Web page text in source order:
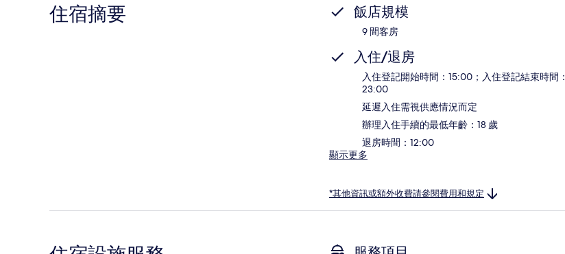
住宿摘要 飯店規模
9 間客房
入住/退房
入住登記開始時間：15:00；入住登記結束時間：
23:00
延遲入住需視供應情況而定
辦理入住手續的最低年齡：18 歲
退房時間：12:00
顯示更多
*其他資訊或額外收費請參閱費用和規定